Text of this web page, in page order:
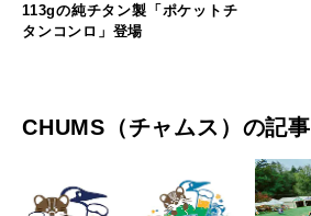
113gの純チタン製「ポケットチ
タンコンロ」登場
CHUMS（チャムス）の記事